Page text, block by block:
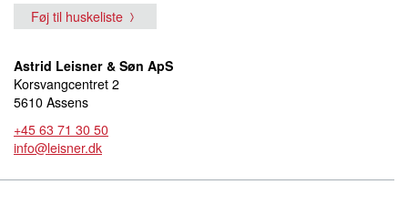
Føj til huskeliste
Astrid Leisner & Søn ApS
Korsvangcentret 2
5610 Assens
+45 63 71 30 50
info@leisner.dk